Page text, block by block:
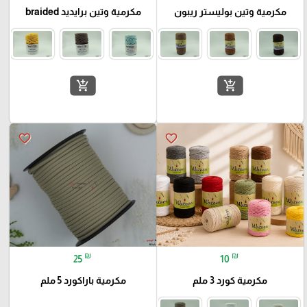
مكرمية وتين بوليستر ريبون
add_shopping_cart
مكرمية وتين برايديد braided
add_shopping_cart
favorite_border
10 ₪
مكرمية كورد 3 ملم
favorite_border
25 ₪
مكرمية باراكورد 5 ملم